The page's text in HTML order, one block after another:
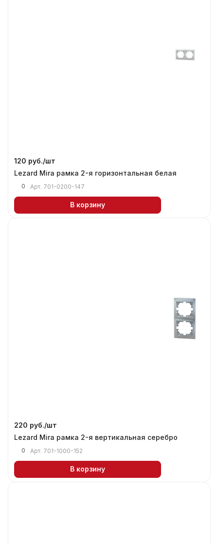
120 руб./шт
Lezard Mira рамка 2-я горизонтальная белая
0 Арт. 701-0200-147
В корзину
220 руб./шт
Lezard Mira рамка 2-я вертикальная серебро
0 Арт. 701-1000-152
В корзину